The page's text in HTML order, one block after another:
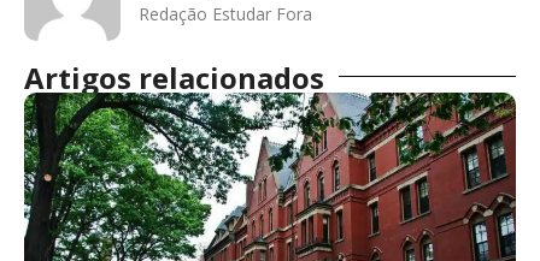
Redação Estudar Fora
Artigos relacionados